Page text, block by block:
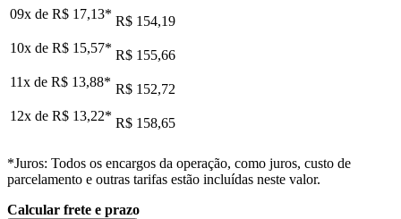
09x de R$ 17,13* R$ 154,19
10x de R$ 15,57* R$ 155,66
11x de R$ 13,88* R$ 152,72
12x de R$ 13,22* R$ 158,65
*Juros: Todos os encargos da operação, como juros, custo de
parcelamento e outras tarifas estão incluídas neste valor.
Calcular frete e prazo